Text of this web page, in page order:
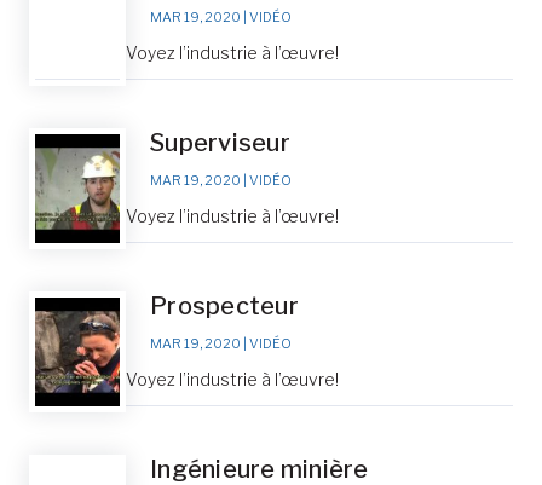
MAR 19, 2020 VIDÉO
Voyez l’industrie à l’œuvre!
Superviseur
MAR 19, 2020 VIDÉO
Voyez l’industrie à l’œuvre!
Prospecteur
MAR 19, 2020 VIDÉO
Voyez l’industrie à l’œuvre!
Ingénieure minière